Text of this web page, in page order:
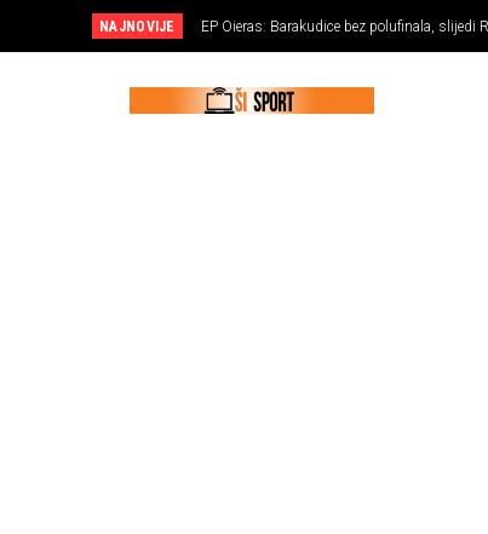
NAJNOVIJE EP Oieras: Barakudice bez polufinala, slijedi